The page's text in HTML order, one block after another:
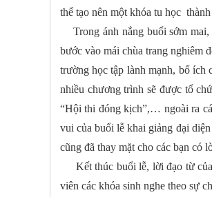
thể tạo nên một khóa tu học
Trong ánh nắng buổi sớm mai,
bước vào mái chùa trang nghiêm
trường học tập lành mạnh, bổ ích
nhiều chương trình sẽ được tổ
“Hội thi đóng kịch”,… ngoài ra
vui của buổi lễ khai giảng đại
cũng đã thay mặt cho các bạn có
Kết thúc buổi lễ, lời đạo từ của
viên các khóa sinh nghe theo sự